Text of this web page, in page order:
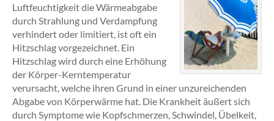
Luftfeuchtigkeit die Wärmeabgabe
durch Strahlung und Verdampfung
verhindert oder limitiert, ist oft ein
Hitzschlag vorgezeichnet. Ein
Hitzschlag wird durch eine Erhöhung
der Körper-Kerntemperatur
verursacht, welche ihren Grund in einer unzureichenden
Abgabe von Körperwärme hat. Die Krankheit äußert sich
durch Symptome wie Kopfschmerzen, Schwindel, Übelkeit,